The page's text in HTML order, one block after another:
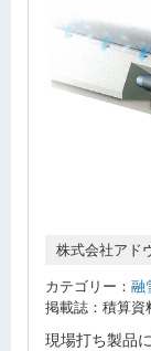
株式会社アド
カテゴリー： 融
掲載誌：積算資
現場打ち製品